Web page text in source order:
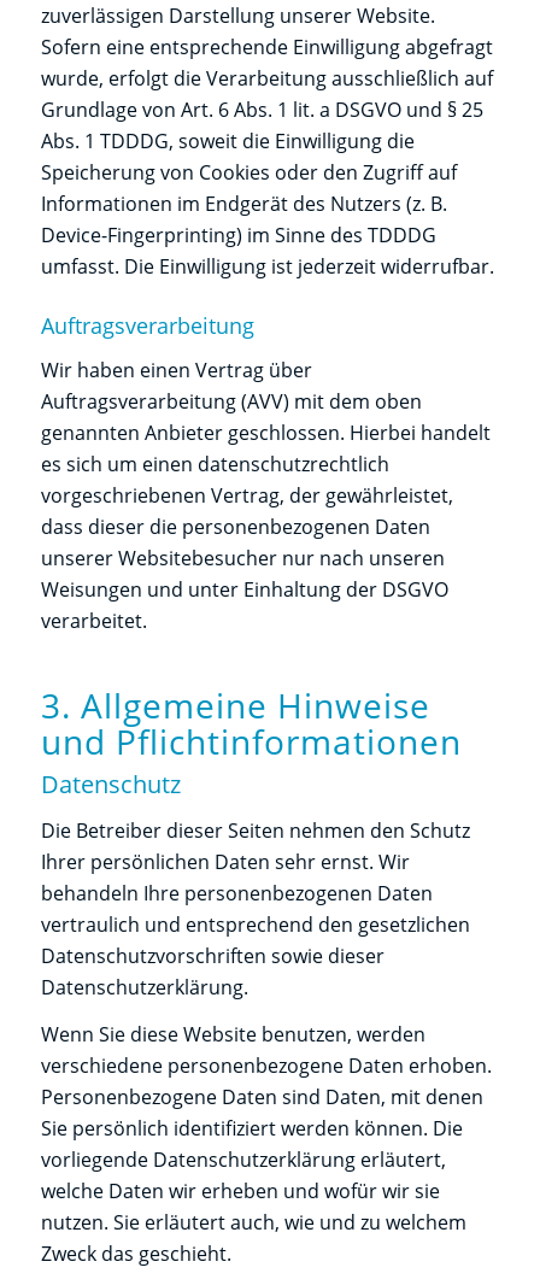
zuverlässigen Darstellung unserer Website.
Sofern eine entsprechende Einwilligung abgefragt
wurde, erfolgt die Verarbeitung ausschließlich auf
Grundlage von Art. 6 Abs. 1 lit. a DSGVO und § 25
Abs. 1 TDDDG, soweit die Einwilligung die
Speicherung von Cookies oder den Zugriff auf
Informationen im Endgerät des Nutzers (z. B.
Device-Fingerprinting) im Sinne des TDDDG
umfasst. Die Einwilligung ist jederzeit widerrufbar.
Auftragsverarbeitung
Wir haben einen Vertrag über
Auftragsverarbeitung (AVV) mit dem oben
genannten Anbieter geschlossen. Hierbei handelt
es sich um einen datenschutzrechtlich
vorgeschriebenen Vertrag, der gewährleistet,
dass dieser die personenbezogenen Daten
unserer Websitebesucher nur nach unseren
Weisungen und unter Einhaltung der DSGVO
verarbeitet.
3. Allgemeine Hinweise
und Pflicht­informationen
Datenschutz
Die Betreiber dieser Seiten nehmen den Schutz
Ihrer persönlichen Daten sehr ernst. Wir
behandeln Ihre personenbezogenen Daten
vertraulich und entsprechend den gesetzlichen
Datenschutzvorschriften sowie dieser
Datenschutzerklärung.
Wenn Sie diese Website benutzen, werden
verschiedene personenbezogene Daten erhoben.
Personenbezogene Daten sind Daten, mit denen
Sie persönlich identifiziert werden können. Die
vorliegende Datenschutzerklärung erläutert,
welche Daten wir erheben und wofür wir sie
nutzen. Sie erläutert auch, wie und zu welchem
Zweck das geschieht.